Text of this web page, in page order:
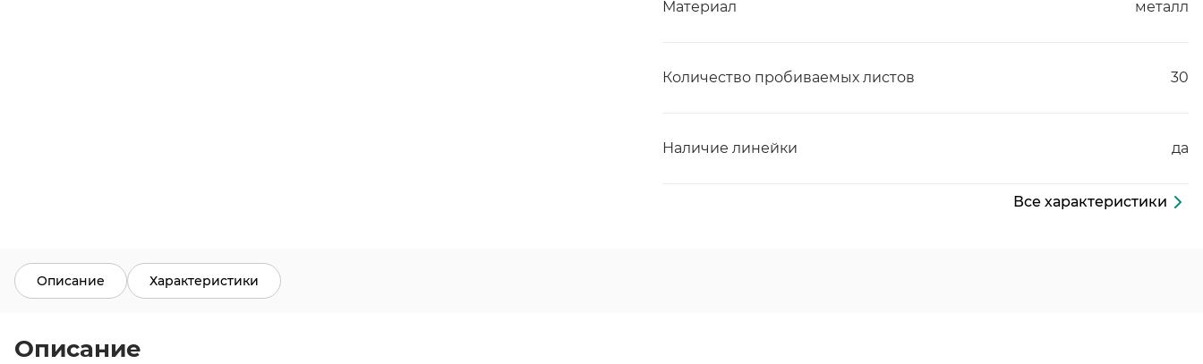
Материал металл
Количество пробиваемых листов 30
Наличие линейки да
Все характеристики
Описание Характеристики
Описание